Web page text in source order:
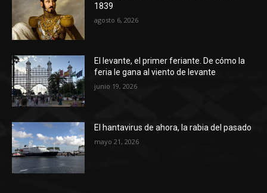
1839
agosto 6, 2026
El levante, el primer feriante. De cómo la
feria le gana al viento de levante
junio 19, 2026
El hantavirus de ahora, la rabia del pasado
mayo 21, 2026